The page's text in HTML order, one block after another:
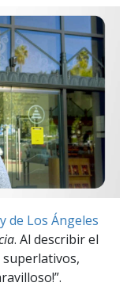
de Los Ángeles
. Al describir el